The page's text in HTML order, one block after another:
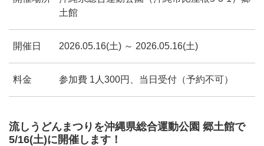
土館
開催日 2026.05.16(土) ～ 2026.05.16(土)
料金 参加費 1人300円、当日受付（予約不可）
流しうどんまつりを沖縄県総合運動公園 郷土館で
5/16(土)に開催します！